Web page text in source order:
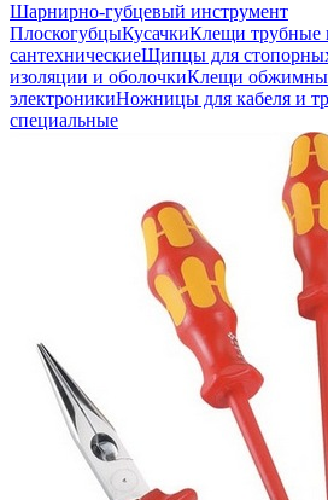
Шарнирно-губцевый инструмент
ПлоскогубцыКусачкиКлещи трубные
сантехническиеЩипцы для
изоляции и оболочкиКлещи
электроникиНожницы для кабеля и
специальные